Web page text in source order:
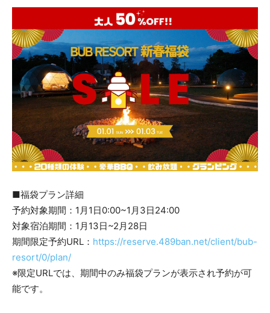
■福袋プラン詳細
予約対象期間：1月1日0:00~1月3日24:00
対象宿泊期間：1月13日~2月28日
期間限定予約URL： https://reserve.489ban.net/client/bub-
resort/0/plan/
※限定URLでは、期間中のみ福袋プランが表示され予約が可
能です。